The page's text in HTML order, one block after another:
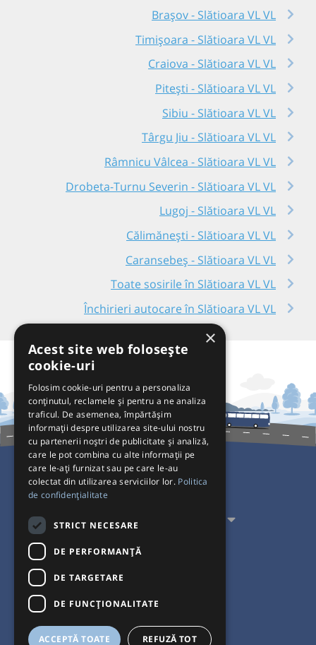
Brașov - Slătioara VL VL
Timișoara - Slătioara VL VL
Craiova - Slătioara VL VL
Pitești - Slătioara VL VL
Sibiu - Slătioara VL VL
Târgu Jiu - Slătioara VL VL
Râmnicu Vâlcea - Slătioara VL VL
Drobeta-Turnu Severin - Slătioara VL VL
Lugoj - Slătioara VL VL
Călimănești - Slătioara VL VL
Caransebeș - Slătioara VL VL
Toate sosirile în Slătioara VL VL
Închirieri autocare în Slătioara VL VL
Pentru Călători
Pentru Transportatori
Interacționăm
Acceptăm plăți cu
×
Acest site web folosește
cookie-uri
Folosim cookie-uri pentru a personaliza
conținutul, reclamele și pentru a ne analiza
traficul. De asemenea, împărtășim
informații despre utilizarea site-ului nostru
cu partenerii noștri de publicitate și analiză,
care le pot combina cu alte informații pe
care le-ați furnizat sau pe care le-au
colectat din utilizarea serviciilor lor. Politica
de confidențialitate
STRICT NECESARE
DE PERFORMANȚĂ
DE TARGETARE
DE FUNCŢIONALITATE
ACCEPTĂ TOATE REFUZĂ TOT